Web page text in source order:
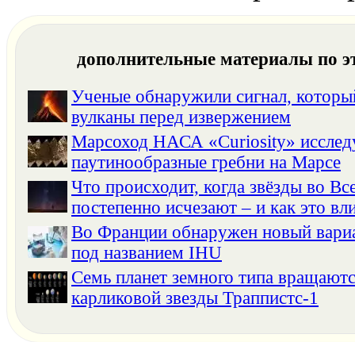
дополнительные материалы по
Ученые обнаружили сигнал,
вулканы перед извержением
Марсоход НАСА «Curiosity»
паутинообразные гребни на Марсе
Что происходит, когда звёзды во
постепенно исчезают – и как это
Во Франции обнаружен новый
под названием IHU
Семь планет земного типа
карликовой звезды Траппистс-1